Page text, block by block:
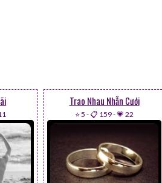
Trao Nhau Nhẫn Cưới
⭐ 5 -📋 159-💗 22